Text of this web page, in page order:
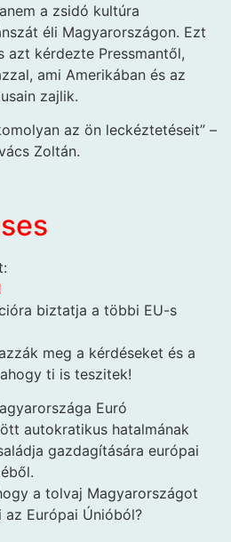
a zsidó kultúra
éli Magyarországon. Ezt
azt kérdezte Pressmantől,
ami Amerikában és az
zajlik.
az ön leckéztetéseit” –
Zoltán.
biztatja a többi EU-s
meg a kérdéseket és a
ti is teszitek!
Euró
autokratikus hatalmának
gazdagítására európai
a tolvaj Magyarországot
az Európai Únióból?